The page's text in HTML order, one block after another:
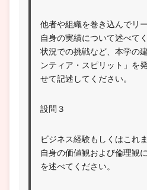
他者や組織を巻き込んでリ
自身の実績について述べて
状況での挑戦など、本学の
ンティア・スピリット」を
せて記述してください。
設問３
ビジネス経験もしくはこれ
自身の価値観および倫理観
を述べてください。